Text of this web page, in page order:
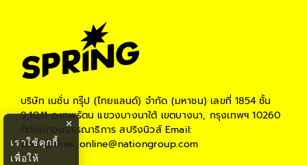
บริษัท เนชั่น กรุ๊ป (ไทยแลนด์) จำกัด (มหาชน) เลขที่ 1854 ชั้น
9,10,11 ถ.เทพรัตน แขวงบางนาใต้ เขตบางนา, กรุงเทพฯ 10260
ติดต่อกองบรรณาธิการ สปริงนิวส์Email:
springnews_online@nationgroup.com
×
เราใช้คุกกี้
เพื่อให้